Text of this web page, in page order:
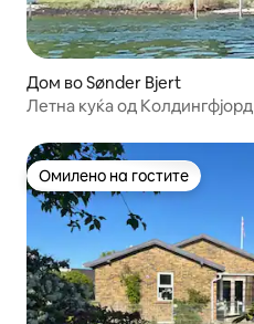
Дом во Sønder Bjert
Летна куќа од Колдингфјорд
Омилено на гостите
Омилено на гостите